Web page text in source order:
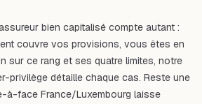
bien capitalisé compte autant :
couvre vos provisions, vous êtes en
sur ce rang et ses quatre limites, notre
privilège détaille chaque cas. Reste une
à-face France/Luxembourg laisse